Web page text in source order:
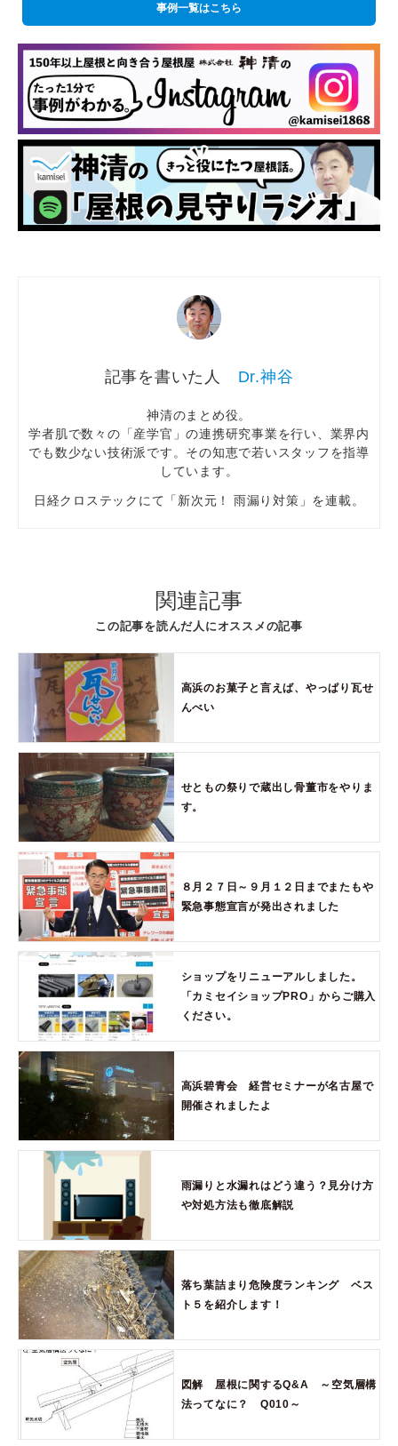
事例一覧はこちら
Dr.神谷
神清のまとめ役。
学者肌で数々の「産学官」の連携研究事業を行い、業界内
でも数少ない技術派です。その知恵で若いスタッフを指導
しています。
日経クロステックにて「新次元！ 雨漏り対策」を連載。
関連記事
この記事を読んだ人にオススメの記事
高浜のお菓子と言えば、やっぱり瓦せ
んべい
せともの祭りで蔵出し骨董市をやりま
す。
８月２７日～９月１２日までまたもや
緊急事態宣言が発出されました
ショップをリニューアルしました。
「カミセイショップPRO」からご購入
ください。
高浜碧青会 経営セミナーが名古屋で
開催されましたよ
雨漏りと水漏れはどう違う？見分け方
や対処方法も徹底解説
落ち葉詰まり危険度ランキング ベス
ト５を紹介します！
図解 屋根に関するQ&A ～空気層構
法ってなに？ Q010～